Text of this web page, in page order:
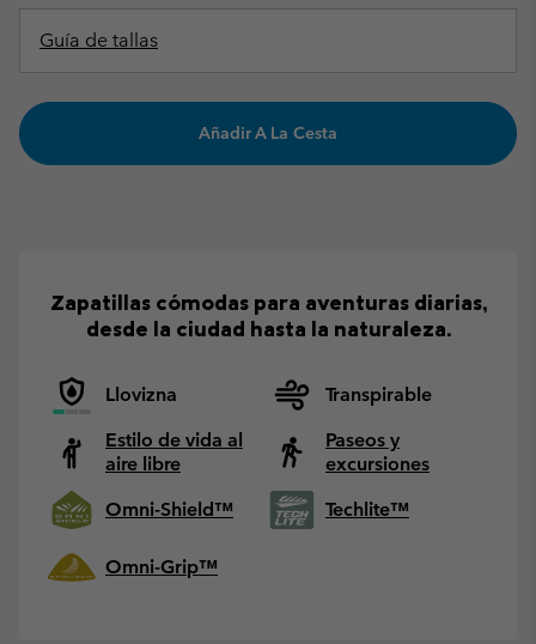
Guía de tallas
Añadir A La Cesta
Zapatillas cómodas para aventuras diarias,
desde la ciudad hasta la naturaleza.
Llovizna
Transpirable
Estilo de vida al
aire libre
Paseos y
excursiones
Omni-Shield™
Techlite™
Omni-Grip™